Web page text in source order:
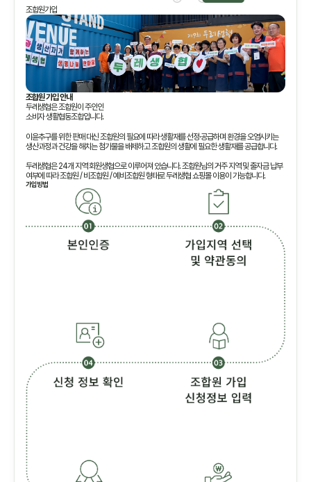
조합원가입
조합원 가입 안내
두레생협은 조합원이 주인인
소비자 생활협동조합입니다.
이윤추구를 위한 판매 대신 조합원의 필요에 따라 생활재를 선정·공급하며 환경을 오염시키는
생산과정과 건강을 해치는 첨가물을 배제하고 조합원의 생활에 필요한 생활재를 공급합니다.
두레생협은 24개 지역 회원생협으로 이루어져 있습니다. 조합원님의 거주 지역 및 출자금 납부
여부에 따라 조합원 / 비조합원 / 예비조합원 형태로 두레생협 쇼핑몰 이용이 가능합니다.
가입방법